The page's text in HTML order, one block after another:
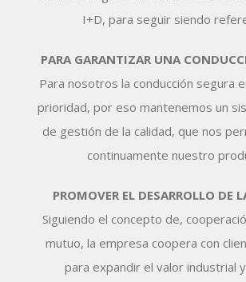
I+D, para seguir siendo
PARA GARANTIZAR UNA
Para nosotros la conducción segura
prioridad, por eso mantenemos un
de gestión de la calidad, que nos
continuamente nuestro
PROMOVER EL DESARROLLO DE
Siguiendo el concepto de,
mutuo, la empresa coopera con
para expandir el valor industrial